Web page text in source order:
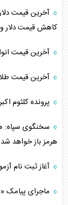
کاهش قیمت دلار و
آخرین قیمت انواع
آخرین قیمت طلا امروز شنبه ۱۷
پرونده کلثوم
سخنگوی سپاه:
هرمز باز خواهد شد
آغاز ثبت نام
ماجرای